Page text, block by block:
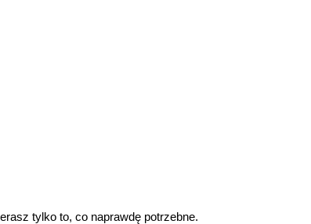
tylko to, co naprawdę potrzebne.